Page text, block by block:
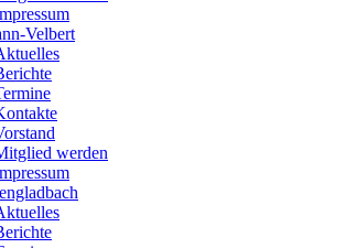
Velbert
werden